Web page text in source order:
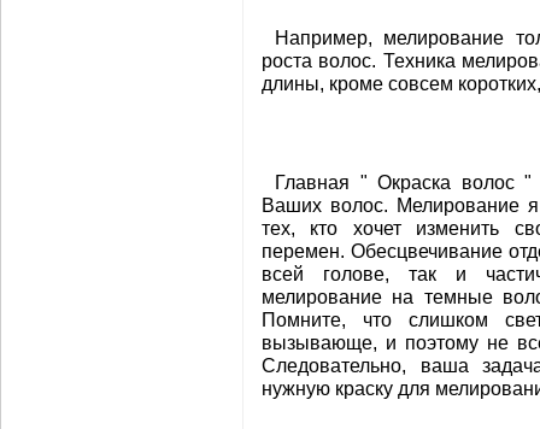
Например, мелирование
роста волос. Техника
длины, кроме совсем
Главная " Окраска волос
Ваших волос. Мелирование
тех, кто хочет изменить
перемен. Обесцвечивание
всей голове, так и
мелирование на темные
Помните, что слишком
вызывающе, и поэтому не
Следовательно, ваша
нужную краску для